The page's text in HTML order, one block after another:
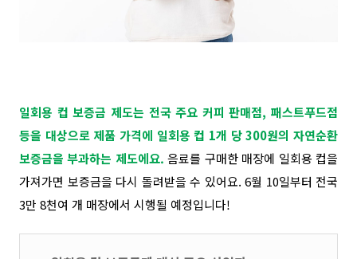
일회용 컵 보증금 제도는 전국 주요 커피 판매점, 패스트푸드점
등을 대상으로 제품 가격에 일회용 컵 1개 당 300원의 자연순환
보증금을 부과하는 제도에요. 음료를 구매한 매장에 일회용 컵을
가져가면 보증금을 다시 돌려받을 수 있어요. 6월 10일부터 전국
3만 8천여 개 매장에서 시행될 예정입니다!